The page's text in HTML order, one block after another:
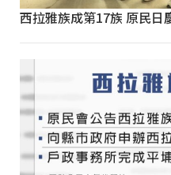
西拉雅族成第17族 原民日